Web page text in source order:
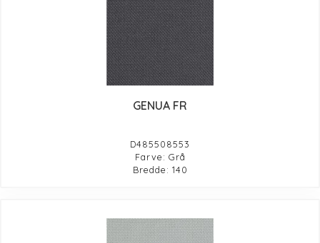
GENUA FR
D485508553
Farve: Grå
Bredde: 140